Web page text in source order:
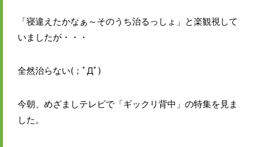
「寝違えたかなぁ～そのうち治るっしょ」と楽観視して
いましたが・・・
全然治らない(；ﾟДﾟ)
今朝、めざましテレビで「ギックリ背中」の特集を見ま
した。